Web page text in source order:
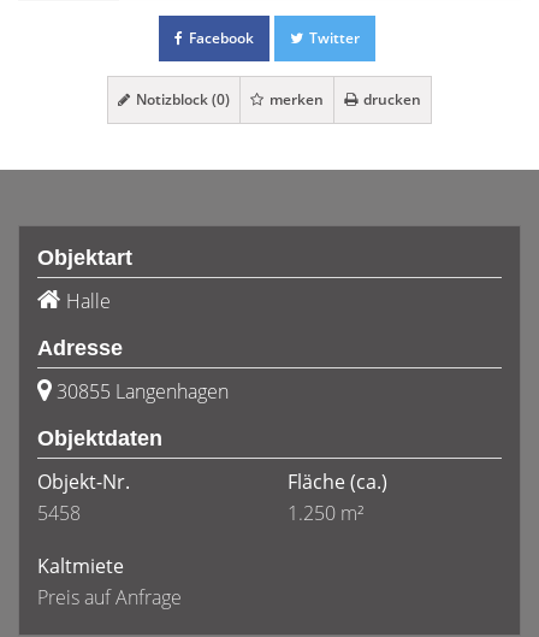
Facebook Twitter
Notizblock (0) merken drucken
Objektart
Halle
Adresse
30855 Langenhagen
Objektdaten
Objekt-Nr.
5458
Fläche(ca.)
1.250 m²
Kaltmiete
Preis auf Anfrage